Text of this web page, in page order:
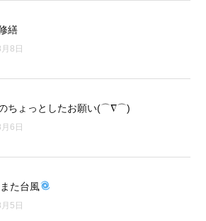
繕
8日
ちょっとしたお願い(⌒∇⌒)
6日
た台風
5日